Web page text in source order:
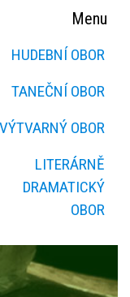
Menu
HUDEBNÍ OBOR
TANEČNÍ OBOR
VÝTVARNÝ OBOR
LITERÁRNĚ
DRAMATICKÝ
OBOR